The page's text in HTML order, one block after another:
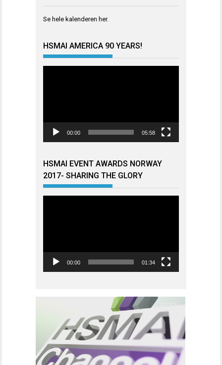
Se hele kalenderen her.
HSMAI AMERICA 90 YEARS!
00:00 05:58
HSMAI EVENT AWARDS NORWAY
2017- SHARING THE GLORY
00:00 01:34